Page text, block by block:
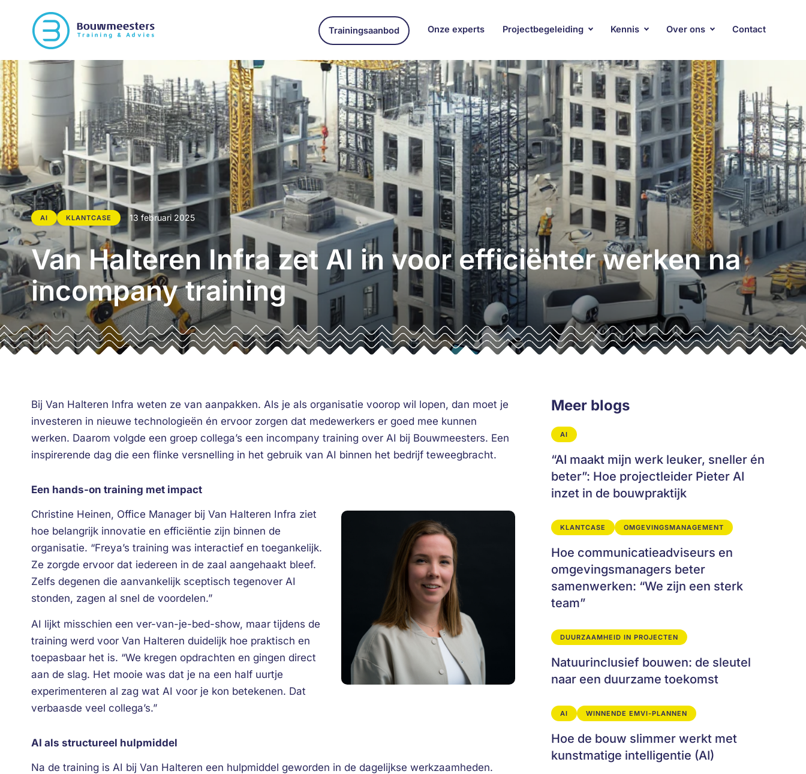
Trainingsaanbod Onze experts Projectbegeleiding Kennis Over ons Contact
AI KLANTCASE 13 februari 2025
Van Halteren Infra zet AI in voor efficiënter werken na
incompany training
Bij Van Halteren Infra weten ze van aanpakken. Als je als organisatie voorop wil lopen, dan moet je
investeren in nieuwe technologieën én ervoor zorgen dat medewerkers er goed mee kunnen
werken. Daarom volgde een groep collega’s een incompany training over AI bij Bouwmeesters. Een
inspirerende dag die een flinke versnelling in het gebruik van AI binnen het bedrijf teweegbracht.
Een hands-on training met impact
Christine Heinen, Office Manager bij Van Halteren Infra ziet
hoe belangrijk innovatie en efficiëntie zijn binnen de
organisatie. “Freya’s training was interactief en toegankelijk.
Ze zorgde ervoor dat iedereen in de zaal aangehaakt bleef.
Zelfs degenen die aanvankelijk sceptisch tegenover AI
stonden, zagen al snel de voordelen.”
AI lijkt misschien een ver-van-je-bed-show, maar tijdens de
training werd voor Van Halteren duidelijk hoe praktisch en
toepasbaar het is. “We kregen opdrachten en gingen direct
aan de slag. Het mooie was dat je na een half uurtje
experimenteren al zag wat AI voor je kon betekenen. Dat
verbaasde veel collega’s.”
AI als structureel hulpmiddel
Na de training is AI bij Van Halteren een hulpmiddel geworden in de dagelijkse werkzaamheden.
Meer blogs
AI
“AI maakt mijn werk leuker, sneller én
beter”: Hoe projectleider Pieter AI
inzet in de bouwpraktijk
KLANTCASE OMGEVINGSMANAGEMENT
Hoe communicatieadviseurs en
omgevingsmanagers beter
samenwerken: “We zijn een sterk
team”
DUURZAAMHEID IN PROJECTEN
Natuurinclusief bouwen: de sleutel
naar een duurzame toekomst
AI WINNENDE EMVI-PLANNEN
Hoe de bouw slimmer werkt met
kunstmatige intelligentie (AI)